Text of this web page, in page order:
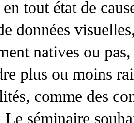
tout état de
données
natives ou
plus ou moins
comme des
Le séminaire